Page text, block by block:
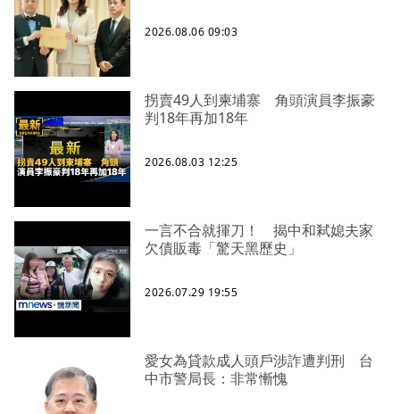
2026.08.06 09:03
拐賣49人到柬埔寨 角頭演員李振豪
判18年再加18年
2026.08.03 12:25
一言不合就揮刀！ 揭中和弒媳夫家
欠債販毒「驚天黑歷史」
2026.07.29 19:55
愛女為貸款成人頭戶涉詐遭判刑 台
中市警局長：非常慚愧